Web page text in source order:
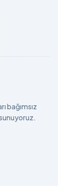
bağımsız